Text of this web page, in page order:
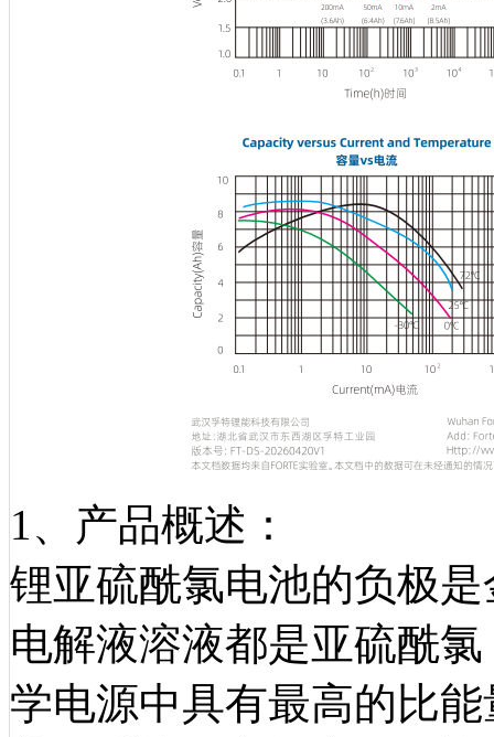
1、产品概述：
锂亚硫酰氯电池的负极
电解液溶液都是亚硫酰
学电源中具有最高的比